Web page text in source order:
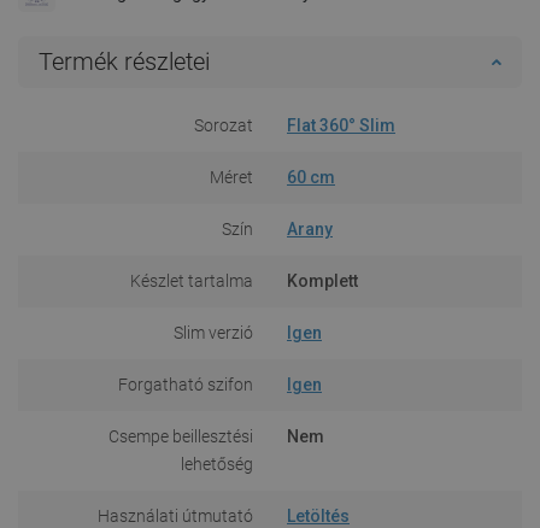
Termék részletei
Sorozat Flat 360° Slim
Méret 60 cm
Szín Arany
Készlet tartalma Komplett
Slim verzió Igen
Forgatható szifon Igen
Csempe beillesztési
lehetőség
Nem
Használati útmutató Letöltés